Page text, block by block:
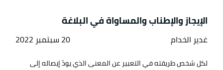
الإيجاز والإطناب والمساواة في البلاغة
غدير الخدام 20 سبتمبر 2022
لكل شخص طريقته في التعبير عن المعنى الذي يودّ إيصاله إلى